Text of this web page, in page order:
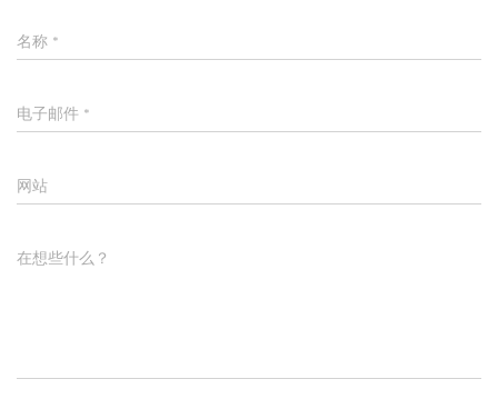
名称 *
电子邮件 *
网站
在想些什么？